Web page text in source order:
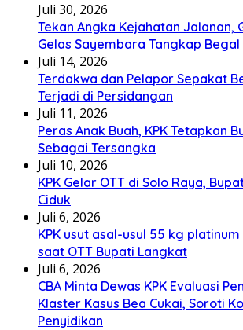
Juli 30, 2026
Tekan Angka Kejahatan Jalanan,
Gelas Sayembara Tangkap Begal
Juli 14, 2026
Terdakwa dan Pelapor Sepakat
Terjadi di Persidangan
Juli 11, 2026
Peras Anak Buah, KPK Tetapkan
Sebagai Tersangka
Juli 10, 2026
KPK Gelar OTT di Solo Raya,
Ciduk
Juli 6, 2026
KPK usut asal-usul 55 kg
saat OTT Bupati Langkat
Juli 6, 2026
CBA Minta Dewas KPK Evaluasi
Klaster Kasus Bea Cukai, Soroti
Penyidikan